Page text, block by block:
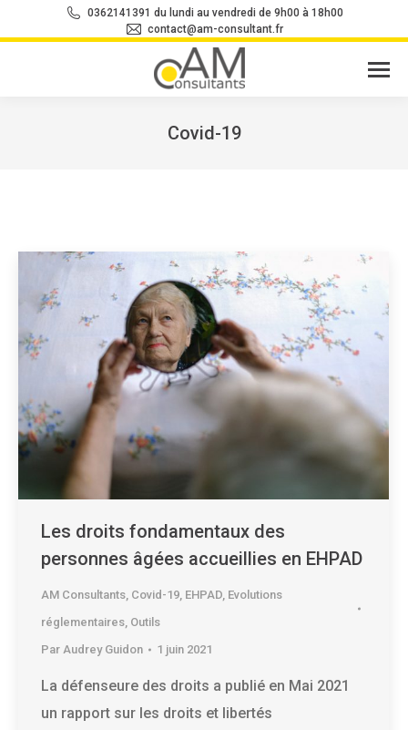
0362141391 du lundi au vendredi de 9h00 à 18h00
contact@am-consultant.fr
Covid-19
Les droits fondamentaux des
personnes âgées accueillies en EHPAD
AM Consultants Covid-19 EHPAD Evolutions
réglementaires Outils
Par Audrey Guidon 1 juin 2021
La défenseure des droits a publié en Mai 2021
un rapport sur les droits et libertés